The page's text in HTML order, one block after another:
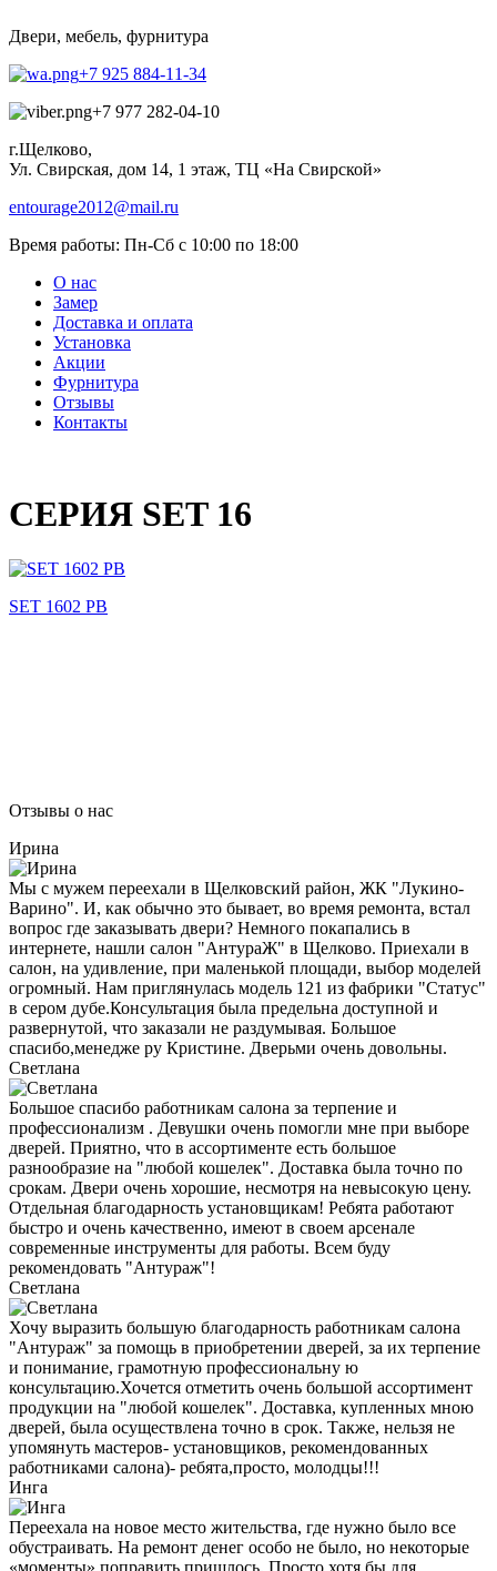
Двери, мебель, фурнитура
+7 925 884-11-34
+7 977 282-04-10
г.Щелково,
Ул. Свирская, дом 14, 1 этаж, ТЦ «На Свирской»
entourage2012@mail.ru
Время работы: Пн-Сб с 10:00 по 18:00
О нас
Замер
Доставка и оплата
Установка
Акции
Фурнитура
Отзывы
Контакты
СЕРИЯ SET 16
SET 1602 PB
Отзывы о нас
Ирина
Мы с мужем переехали в Щелковский район, ЖК "Лукино-
Варино". И, как обычно это бывает, во время ремонта, встал
вопрос где заказывать двери? Немного покапались в
интернете, нашли салон "АнтураЖ" в Щелково. Приехали в
салон, на удивление, при маленькой площади, выбор моделей
огромный. Нам приглянулась модель 121 из фабрики "Статус"
в сером дубе.Консультация была предельна доступной и
развернутой, что заказали не раздумывая. Большое
спасибо,менедже ру Кристине. Дверьми очень довольны.
Светлана
Большое спасибо работникам салона за терпение и
профессионализм . Девушки очень помогли мне при выборе
дверей. Приятно, что в ассортименте есть большое
разнообразие на "любой кошелек". Доставка была точно по
срокам. Двери очень хорошие, несмотря на невысокую цену.
Отдельная благодарность установщикам! Ребята работают
быстро и очень качественно, имеют в своем арсенале
современные инструменты для работы. Всем буду
рекомендовать "Антураж"!
Светлана
Хочу выразить большую благодарность работникам салона
"Антураж" за помощь в приобретении дверей, за их терпение
и понимание, грамотную профессиональну ю
консультацию.Хочется отметить очень большой ассортимент
продукции на "любой кошелек". Доставка, купленных мною
дверей, была осуществлена точно в срок. Также, нельзя не
упомянуть мастеров- установщиков, рекомендованных
работниками салона)- ребята,просто, молодцы!!!
Инга
Переехала на новое место жительства, где нужно было все
обустраивать. На ремонт денег особо не было, но некоторые
«моменты» поправить пришлось. Просто хотя бы для